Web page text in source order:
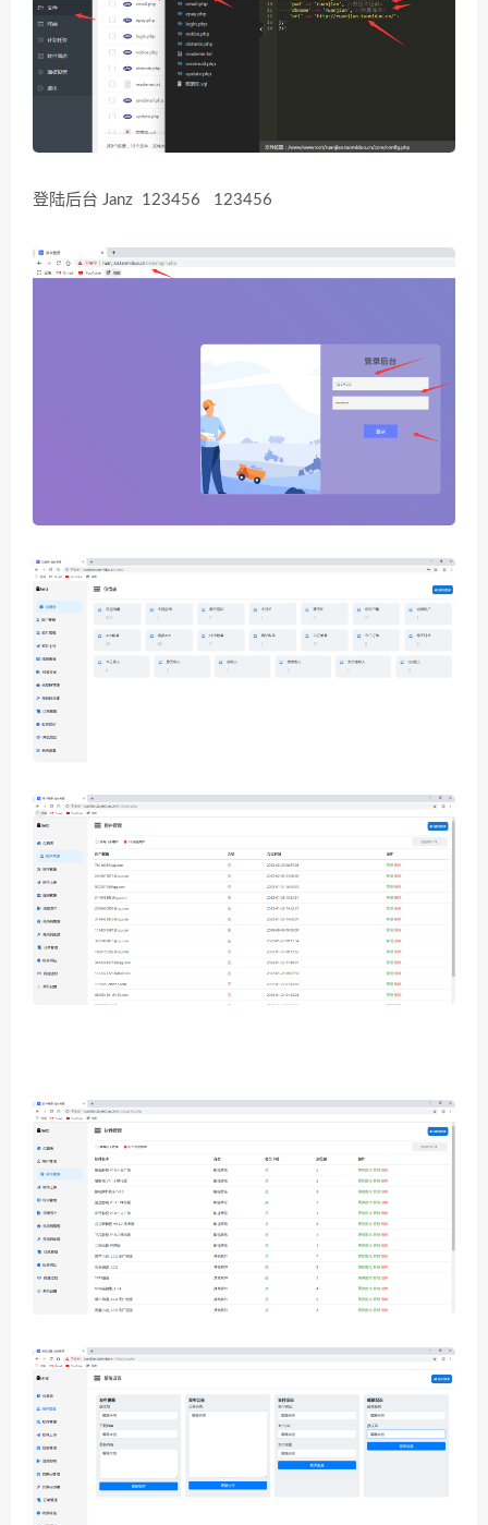
登陆后台 Janz 123456 123456